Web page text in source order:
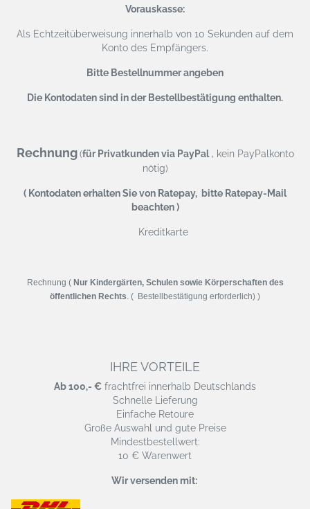
Vorauskasse:
Als Echtzeitüberweisung innerhalb von 10 Sekunden auf dem
Konto des Empfängers.
Bitte Bestellnummer angeben
Die Kontodaten sind in der Bestellbestätigung enthalten.
Rechnung (für Privatkunden via PayPal, kein PayPalkonto
nötig)
( Kontodaten erhalten Sie von Ratepay, bitte Ratepay-Mail
beachten )
Kreditkarte
Rechnung ( Nur Kindergärten, Schulen sowie Körperschaften des
öffentlichen Rechts . ( Bestellbestätigung erforderlich) )
IHRE VORTEILE
Ab 100,- € frachtfrei innerhalb Deutschlands
Schnelle Lieferung
Einfache Retoure
Große Auswahl und gute Preise
Mindestbestellwert:
10 € Warenwert
Wir versenden mit: